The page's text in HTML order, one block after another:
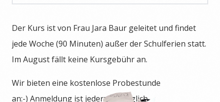
Der Kurs ist von Frau Jara Baur geleitet und findet
jede Woche (90 Minuten) außer der Schulferien statt.
Im August fällt keine Kursgebühr an.
Wir bieten eine kostenlose Probestunde
an:-) Anmeldung ist jederzeit möglich.